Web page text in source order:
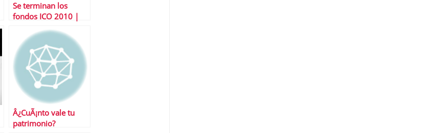
Se terminan los
fondos ICO 2010 |
operaciones
Â¿CuÃ¡nto vale tu
patrimonio?